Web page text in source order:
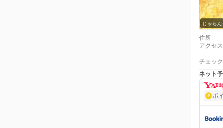
じゃらん
住所
アクセス
チェッ
ネット
ポ